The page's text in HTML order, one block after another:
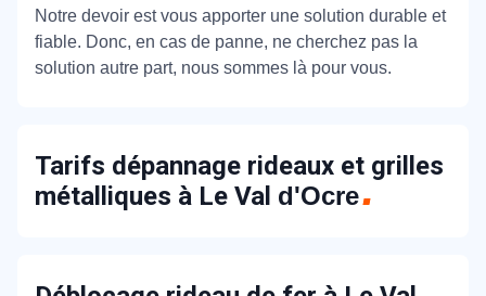
Notre devoir est vous apporter une solution durable et
fiable. Donc, en cas de panne, ne cherchez pas la
solution autre part, nous sommes là pour vous.
Tarifs dépannage rideaux et grilles
métalliques à Le Val d'Ocre